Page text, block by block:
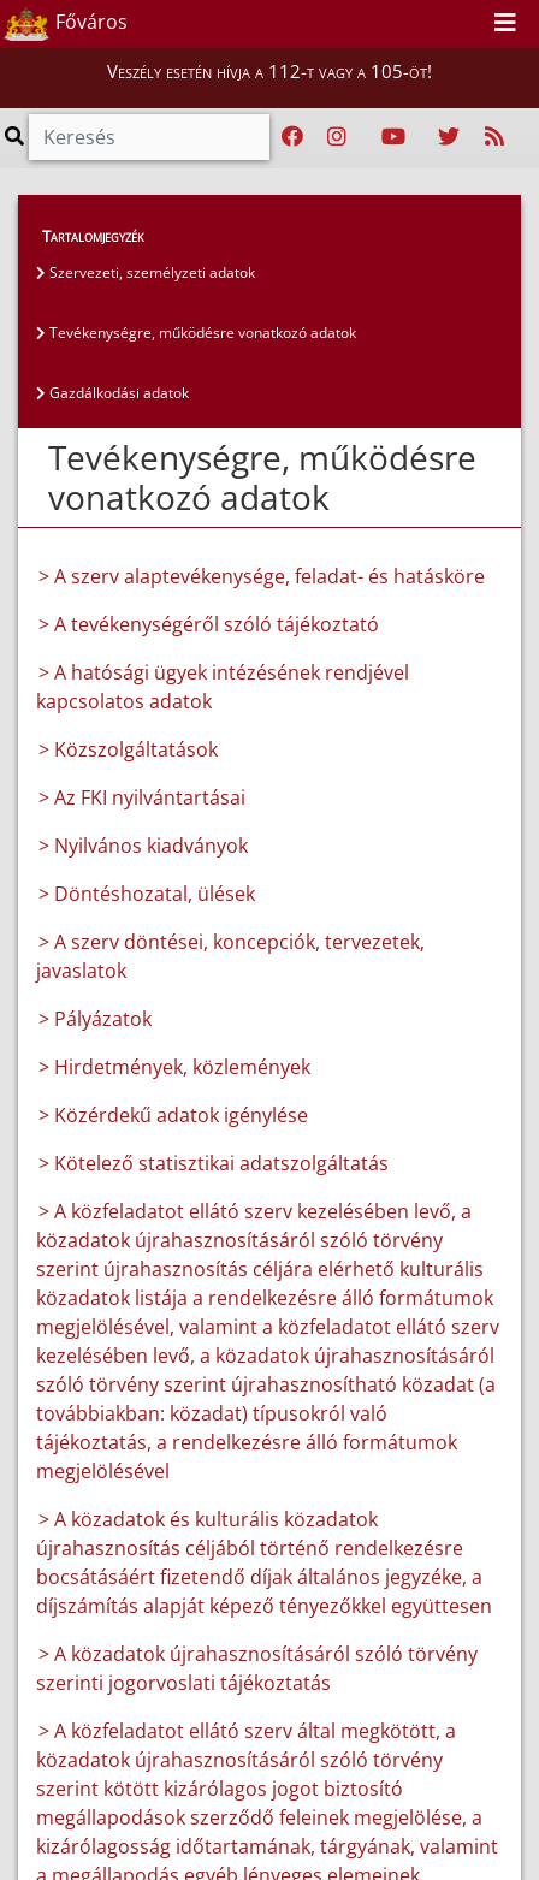
Főváros
Veszély esetén hívja a 112-t vagy a 105-öt!
Közérdekű adatok
Tevékenységre, működésre vonatkozó adatok
Tartalomjegyzék
Szervezeti, személyzeti adatok
Tevékenységre, működésre vonatkozó adatok
Gazdálkodási adatok
Tevékenységre, működésre
vonatkozó adatok
> A szerv alaptevékenysége, feladat- és hatásköre
> A tevékenységéről szóló tájékoztató
> A hatósági ügyek intézésének rendjével
kapcsolatos adatok
> Közszolgáltatások
> Az FKI nyilvántartásai
> Nyilvános kiadványok
> Döntéshozatal, ülések
> A szerv döntései, koncepciók, tervezetek,
javaslatok
> Pályázatok
> Hirdetmények, közlemények
> Közérdekű adatok igénylése
> Kötelező statisztikai adatszolgáltatás
> A közfeladatot ellátó szerv kezelésében levő, a
közadatok újrahasznosításáról szóló törvény
szerint újrahasznosítás céljára elérhető kulturális
közadatok listája a rendelkezésre álló formátumok
megjelölésével, valamint a közfeladatot ellátó szerv
kezelésében levő, a közadatok újrahasznosításáról
szóló törvény szerint újrahasznosítható közadat (a
továbbiakban: közadat) típusokról való
tájékoztatás, a rendelkezésre álló formátumok
megjelölésével
> A közadatok és kulturális közadatok
újrahasznosítás céljából történő rendelkezésre
bocsátásáért fizetendő díjak általános jegyzéke, a
díjszámítás alapját képező tényezőkkel együttesen
> A közadatok újrahasznosításáról szóló törvény
szerinti jogorvoslati tájékoztatás
> A közfeladatot ellátó szerv által megkötött, a
közadatok újrahasznosításáról szóló törvény
szerint kötött kizárólagos jogot biztosító
megállapodások szerződő feleinek megjelölése, a
kizárólagosság időtartamának, tárgyának, valamint